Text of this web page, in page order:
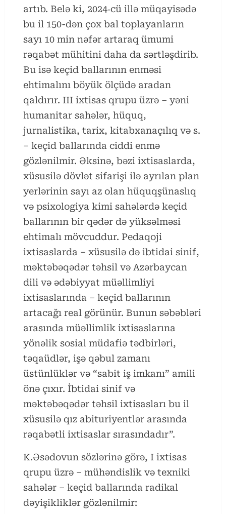
artıb. Belə ki, 2024‑cü illə müqayisədə
bu il 150-dən çox bal toplayanların
sayı 10 min nəfər artaraq ümumi
rəqabət mühitini daha da sərtləşdirib.
Bu isə keçid ballarının enməsi
ehtimalını böyük ölçüdə aradan
qaldırır. III ixtisas qrupu üzrə – yəni
humanitar sahələr, hüquq,
jurnalistika, tarix, kitabxanaçılıq və s.
– keçid ballarında ciddi enmə
gözlənilmir. Əksinə, bəzi ixtisaslarda,
xüsusilə dövlət sifarişi ilə ayrılan plan
yerlərinin sayı az olan hüquqşünaslıq
və psixologiya kimi sahələrdə keçid
ballarının bir qədər də yüksəlməsi
ehtimalı mövcuddur. Pedaqoji
ixtisaslarda – xüsusilə də ibtidai sinif,
məktəbəqədər təhsil və Azərbaycan
dili və ədəbiyyat müəllimliyi
ixtisaslarında – keçid ballarının
artacağı real görünür. Bunun səbəbləri
arasında müəllimlik ixtisaslarına
yönəlik sosial müdafiə tədbirləri,
təqaüdlər, işə qəbul zamanı
üstünlüklər və “sabit iş imkanı” amili
önə çıxır. İbtidai sinif və
məktəbəqədər təhsil ixtisasları bu il
xüsusilə qız abituriyentlər arasında
rəqabətli ixtisaslar sırasındadır”.
K.Əsədovun sözlərinə görə, I ixtisas
qrupu üzrə – mühəndislik və texniki
sahələr – keçid ballarında radikal
dəyişikliklər gözlənilmir: